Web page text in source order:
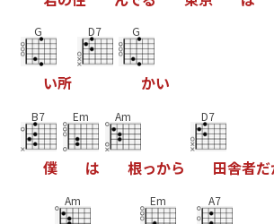
G
い所
D7 G
かい
B7
僕
Em
は
Am
根っから
D7
田舎者だ
Am Em A7